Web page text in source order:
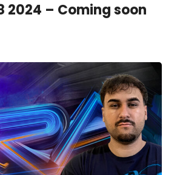
2024 – Coming soon